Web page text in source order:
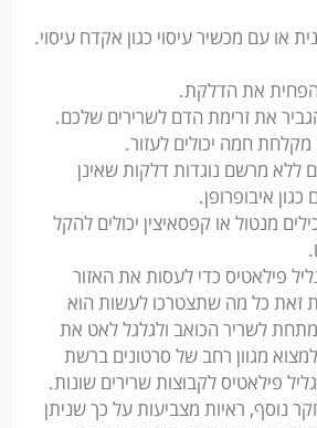
או עם מכשיר עיסוי כגון אקדח עיסוי.
את הדלקת.
את זרימת הדם לשרירים שלכם.
חמה יכולים לעזור.
ללא מרשם נוגדות דלקות שאינן
איבופרופן.
מנטול או קפסאיצין יכולים להקל
פילאטיס כדי לעסות את האזור
זאת כל מה שתצטרכו לעשות הוא
לשריר הכואב ולגלגל לאט את
למצוא מגוון רחב של סרטונים ברשת
פילאטיס לקבוצות שרירים שונות.
נוסף, ראיות מצביעות על כך שניתן